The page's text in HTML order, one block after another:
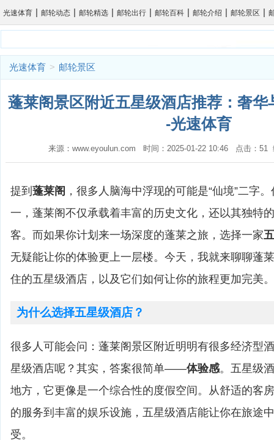
光速体育 | 邮轮动态 | 邮轮精选 | 邮轮出行 | 邮轮百科 | 邮轮介绍 | 邮轮景区 |
光速体育 > 邮轮景区
蓬莱阁景区附近五星级酒店推荐：奢华
-光速体育
来源：www.eyoulun.com 时间：2025-01-22 10:46 点击：
提到 蓬莱阁 ，很多人脑海中浮现的可能是“仙境”二字
一，蓬莱阁不仅承载着丰富的历史文化，还以其独特
客。而如果你计划来一场深度的蓬莱之旅，选择一家
无疑能让你的体验更上一层楼。今天，我就来聊聊蓬
住的五星级酒店，以及它们如何让你的旅程更加完美。
为什么选择五星级酒店？
很多人可能会问：蓬莱阁景区附近明明有很多经济型
星级酒店呢？其实，答案很简单——体验感。五星级
地方，它更像是一个综合性的度假空间。从舒适的客
的服务到丰富的娱乐设施，五星级酒店能让你在旅途
受。